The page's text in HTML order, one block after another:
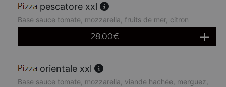
pescatore xxl
Base sauce tomate, mozzarella, fruits de mer, citron
28.00€
orientale xxl
Base sauce tomate, mozzarella, viande hachée, merguez,